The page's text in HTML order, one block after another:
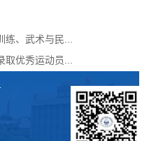
、武术与民...
优秀运动员...